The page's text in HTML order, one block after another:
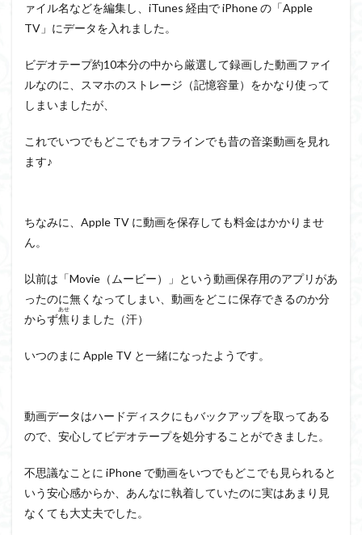
ァイル名などを編集し、iTunes 経由で iPhone の「Apple
TV」にデータを入れました。
ビデオテープ約10本分の中から厳選して録画した動画ファイ
ルなのに、スマホのストレージ（記憶容量）をかなり使って
しまいましたが、
これでいつでもどこでもオフラインでも昔の音楽動画を見れ
ます♪
ちなみに、Apple TV に動画を保存しても料金はかかりませ
ん。
以前は「Movie（ムービー）」という動画保存用のアプリがあ
ったのに無くなってしまい、動画をどこに保存できるのか分
からず焦
あせ
りました（汗）
いつのまに Apple TV と一緒になったようです。
動画データはハードディスクにもバックアップを取ってある
ので、安心してビデオテープを処分することができました。
不思議なことに iPhone で動画をいつでもどこでも見られると
いう安心感からか、あんなに執着していたのに実はあまり見
なくても大丈夫でした。